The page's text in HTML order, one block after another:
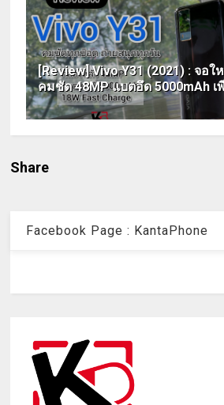
[Review] Vivo Y31 (2021) : จอ
คมชัด 48MP แบตอึด 5000mAh เ
Share
Facebook Page : KantaPhone